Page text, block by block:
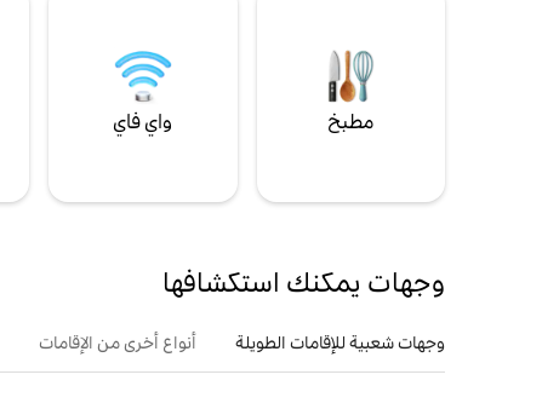
مطبخ واي فاي
وجهات يمكنك استكشافها
وجهات شعبية للإقامات الطويلة أنواع أخرى من الإقامات